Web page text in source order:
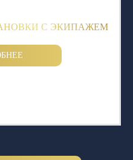
С ЭКИПАЖЕМ